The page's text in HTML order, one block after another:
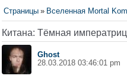
Страницы » Вселенная Mortal
Китана: Тёмная
Ghost
28.03.2018 03:46:01 pm